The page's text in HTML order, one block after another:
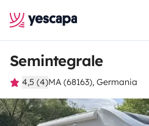
Semintegrale
4,5 (4)MA (68163), Germania